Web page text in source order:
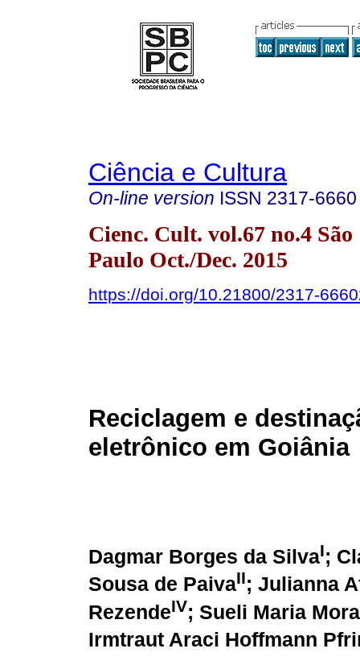
Ciência e Cultura
On-line version ISSN 2317-6660
Cienc. Cult. vol.67 no.4 São
Paulo Oct./Dec. 2015
https://doi.org/10.21800/2317-
Reciclagem e
eletrônico em Goiânia
Dagmar Borges da SilvaI;
Sousa de PaivaII; Julianna
RezendeIV; Sueli Maria
Irmtraut Araci Hoffmann